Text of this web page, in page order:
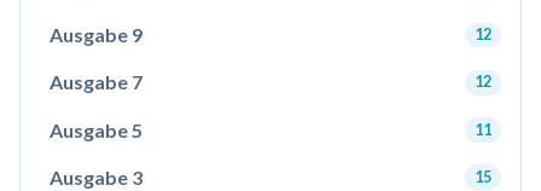
Ausgabe 9 12
Ausgabe 7 12
Ausgabe 5 11
Ausgabe 3 15